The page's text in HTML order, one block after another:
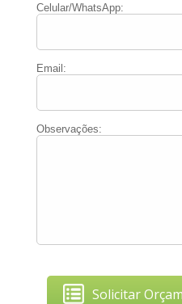
Celular/WhatsApp:
Email:
Observações:
Solicitar